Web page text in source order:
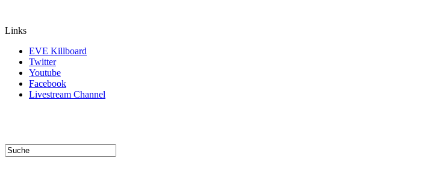
Links
EVE Killboard
Twitter
Youtube
Facebook
Livestream Channel